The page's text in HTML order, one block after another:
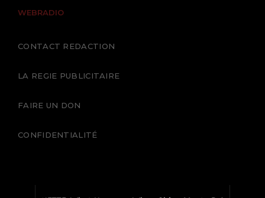
WEBRADIO
CONTACT REDACTION
LA REGIE PUBLICITAIRE
FAIRE UN DON
CONFIDENTIALITÉ